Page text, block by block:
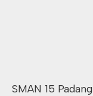
SMAN 15 Padang